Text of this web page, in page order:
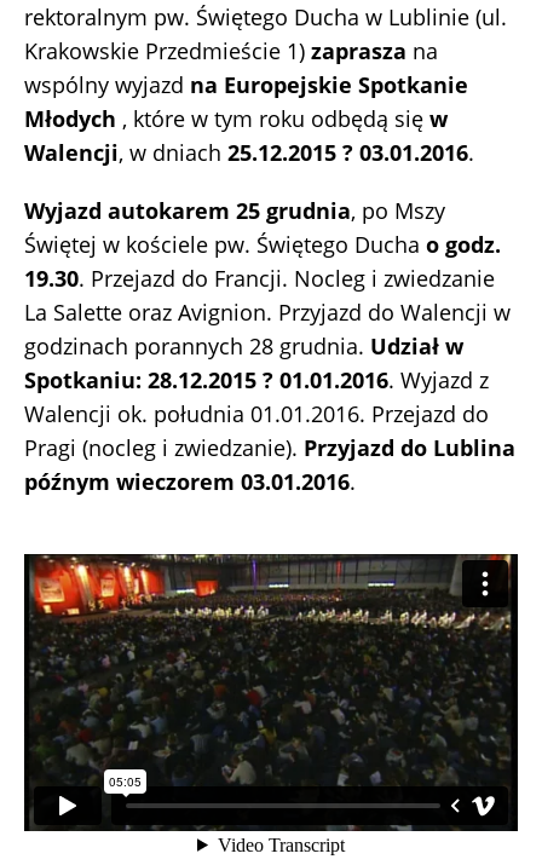
rektoralnym pw. Świętego Ducha w Lublinie (ul.
Krakowskie Przedmieście 1) zaprasza na
wspólny wyjazd na Europejskie Spotkanie
Młodych , które w tym roku odbędą się w
Walencji, w dniach 25.12.2015 ? 03.01.2016.
Wyjazd autokarem 25 grudnia, po Mszy
Świętej w kościele pw. Świętego Ducha o godz.
19.30. Przejazd do Francji. Nocleg i zwiedzanie
La Salette oraz Avignion. Przyjazd do Walencji w
godzinach porannych 28 grudnia. Udział w
Spotkaniu: 28.12.2015 ? 01.01.2016. Wyjazd z
Walencji ok. południa 01.01.2016. Przejazd do
Pragi (nocleg i zwiedzanie). Przyjazd do Lublina
późnym wieczorem 03.01.2016.